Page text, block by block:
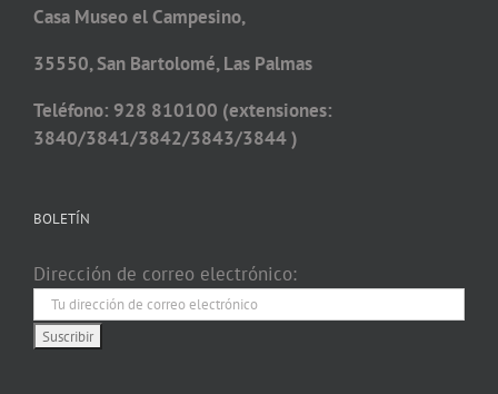
Casa Museo el Campesino,
35550, San Bartolomé, Las Palmas
Teléfono: 928 810100 (extensiones:
3840/3841/3842/3843/3844 )
BOLETÍN
Dirección de correo electrónico: